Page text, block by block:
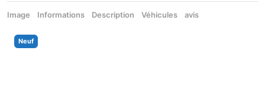
Image Informations Description Véhicules avis
Neuf